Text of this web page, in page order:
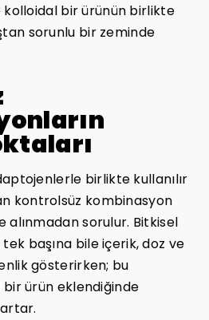
bir ürünün birlikte
sorunlu bir zeminde
birlikte kullanılır
kontrolsüz kombinasyon
sorulur. Bitkisel
başına bile içerik, doz ve
gösterirken; bu
ürün eklendiğinde